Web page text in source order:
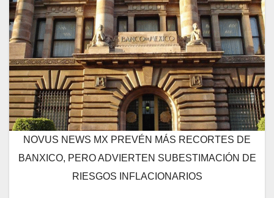
NOVUS NEWS MX PREVÉN MÁS RECORTES DE
BANXICO, PERO ADVIERTEN SUBESTIMACIÓN DE
RIESGOS INFLACIONARIOS